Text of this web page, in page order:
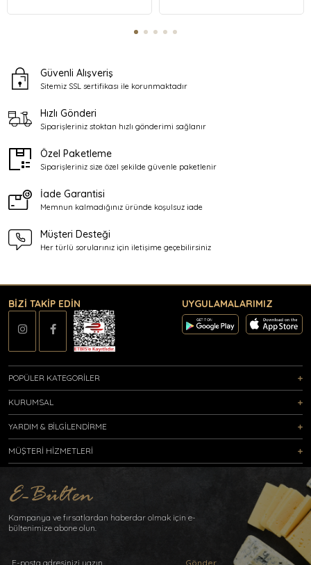
Güvenli Alışveriş
Sitemiz SSL sertifikası ile korunmaktadır
Hızlı Gönderi
Siparişleriniz stoktan hızlı gönderimi sağlanır
Özel Paketleme
Siparişleriniz size özel şekilde güvenle paketlenir
İade Garantisi
Memnun kalmadığınız üründe koşulsuz iade
Müşteri Desteği
Her türlü sorularınız için iletişime geçebilirsiniz
BİZİ TAKİP EDİN UYGULAMALARIMIZ
POPÜLER KATEGORİLER
KURUMSAL
YARDIM & BİLGİLENDİRME
MÜŞTERİ HİZMETLERİ
Kampanya ve fırsatlardan haberdar olmak için e-
bültenimize abone olun.
Gönder